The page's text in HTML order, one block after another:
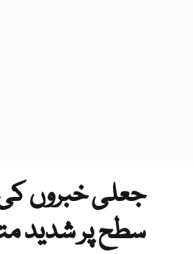
جعلی خبروں کی
سطح پر شدید